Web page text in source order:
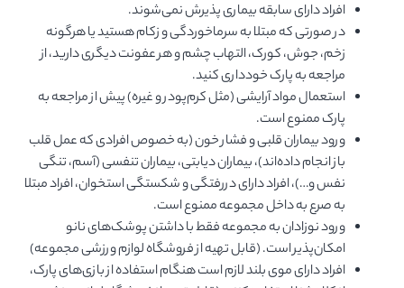
افراد دارای سابقه بیماری پذیرش نمی‌شوند.
در صورتی که مبتلا به سرماخوردگی و زکام هستید یا هرگونه
زخم، جوش، کورک، التهاب چشم و هر عفونت دیگری دارید، از
مراجعه به پارک خودداری کنید.
استعمال مواد آرایشی (مثل کرم‌‎پودر و غیره) پیش از مراجعه به
پارک ممنوع است.
ورود بیماران قلبی و فشار خون (به خصوص افرادی که عمل قلب
باز انجام داده‌اند)، بیماران دیابتی، بیماران تنفسی (آسم، تنگی
نفس و…)، افراد دارای دررفتگی و شکستگی استخوان، افراد مبتلا
به صرع به داخل مجموعه ممنوع است.
ورود نوزادان به مجموعه فقط با داشتن پوشک‌های نانو
امکان‌پذیر است. (قابل تهیه از فروشگاه لوازم ورزشی مجموعه)
افراد دارای موی بلند لازم است هنگام استفاده از بازی‌های پارک،